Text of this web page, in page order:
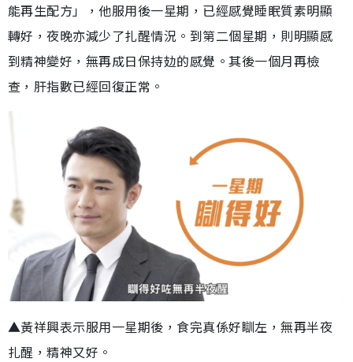
能再生配方」，他服用後一星期，已經感覺睡眠質素明顯
轉好，夜晚亦減少了扎醒情況。到第二個星期，則明顯感
到精神變好，無再成日保持攰的感覺。其後一個月再檢
查，肝指數已經回復正常。
▲黃祥興表示服用一星期後，食完真係好瞓左，無再半夜
扎醒，精神又好。